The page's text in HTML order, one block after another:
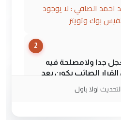
احمد الصافي : لا يوجود
بوك وتويتر
2
جدا ولامصلحة فيه
القرار الصائب يكون بعد
اولا باول